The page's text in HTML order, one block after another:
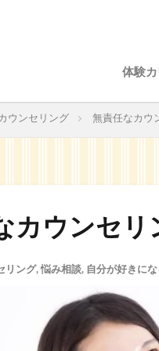
体験
ウンセリング 無責任なカウ
カウンセリ
リング,悩み相談, 自分が好きにな